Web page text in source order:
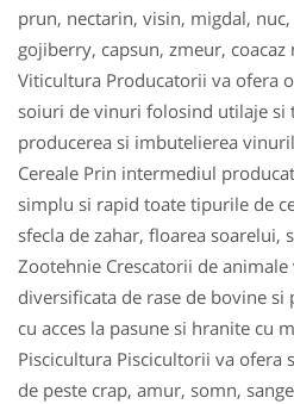
prun, nectarin, visin, migdal,
gojiberry, capsun, zmeur,
Viticultura Producatorii va ofera
soiuri de vinuri folosind utilaje
producerea si imbutelierea
Cereale Prin intermediul
simplu si rapid toate tipurile de
sfecla de zahar, floarea soarelui,
Zootehnie Crescatorii de animale
diversificata de rase de bovine si
cu acces la pasune si hranite cu
Piscicultura Piscicultorii va ofera
de peste crap, amur, somn,